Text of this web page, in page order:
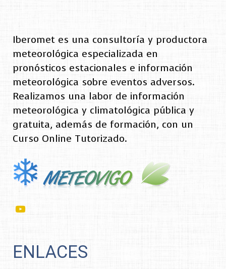
Iberomet es una consultoría y productora
meteorológica especializada en
pronósticos estacionales e información
meteorológica sobre eventos adversos.
Realizamos una labor de información
meteorológica y climatológica pública y
gratuita, además de formación, con un
Curso Online Tutorizado.
ENLACES